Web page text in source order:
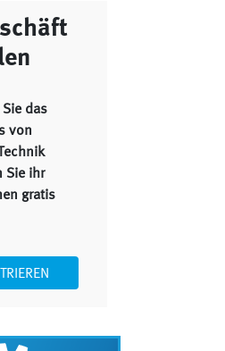
Sie das
von
Sie ihr
gratis